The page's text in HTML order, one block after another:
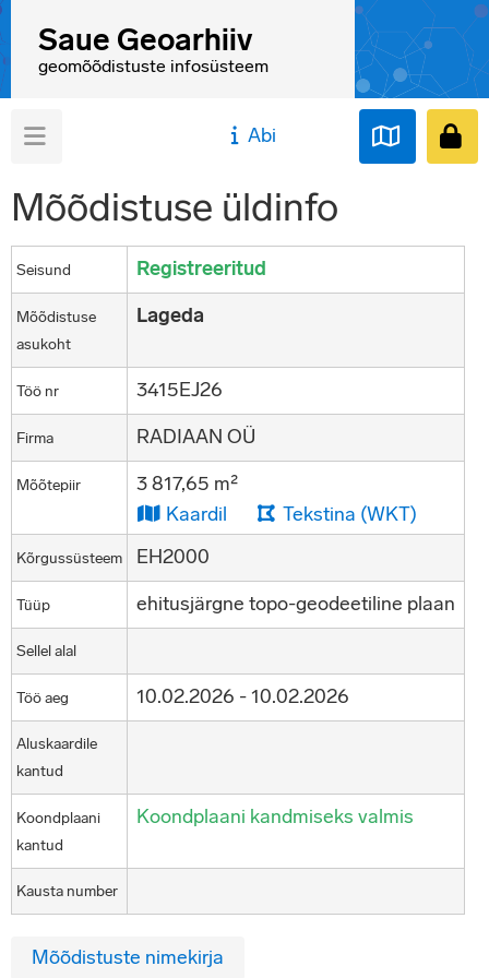
Saue Geoarhiiv
geomõõdistuste infosüsteem
Abi
Mõõdistuse üldinfo
Seisund Registreeritud
Mõõdistuse
asukoht
Lageda
Töö nr 3415EJ26
Firma RADIAAN OÜ
Mõõtepiir
3 817,65 m²
Kaardil
Tekstina (WKT)
Kõrgussüsteem EH2000
Tüüp ehitusjärgne topo-geodeetiline plaan
Sellel alal
Töö aeg 10.02.2026 - 10.02.2026
Aluskaardile
kantud
Koondplaani
kantud
Koondplaani kandmiseks valmis
Kausta number
Mõõdistuste nimekirja